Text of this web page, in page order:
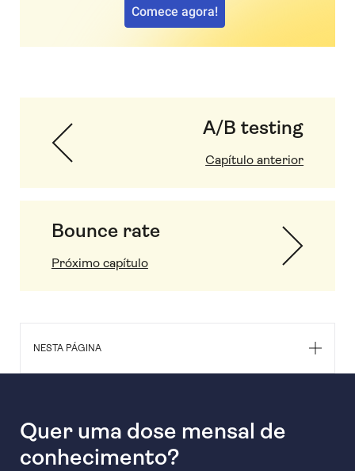
Comece agora!
A/B testing
Capítulo anterior
Bounce rate
Próximo capítulo
NESTA PÁGINA
Quer uma dose mensal de
conhecimento?